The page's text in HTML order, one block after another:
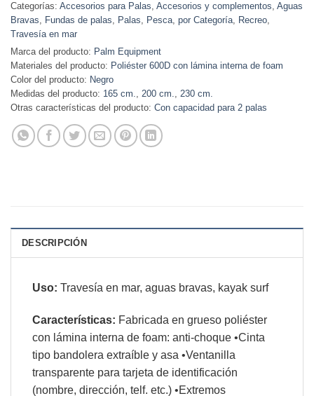
Categorías: Accesorios para Palas, Accesorios y complementos, Aguas
Bravas, Fundas de palas, Palas, Pesca, por Categoría, Recreo,
Travesía en mar
Marca del producto: Palm Equipment
Materiales del producto: Poliéster 600D con lámina interna de foam
Color del producto: Negro
Medidas del producto: 165 cm., 200 cm., 230 cm.
Otras características del producto: Con capacidad para 2 palas
DESCRIPCIÓN
Uso: Travesía en mar, aguas bravas, kayak surf
Características: Fabricada en grueso poliéster
con lámina interna de foam: anti-choque •Cinta
tipo bandolera extraíble y asa •Ventanilla
transparente para tarjeta de identificación
(nombre, dirección, telf. etc.) •Extremos